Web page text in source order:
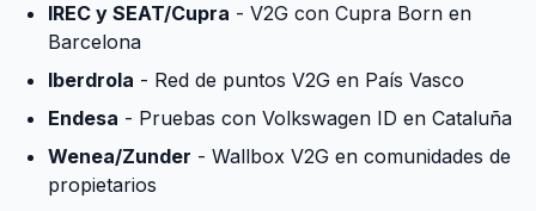
IREC y SEAT/Cupra - V2G con Cupra Born en
Barcelona
Iberdrola - Red de puntos V2G en País Vasco
Endesa - Pruebas con Volkswagen ID en Cataluña
Wenea/Zunder - Wallbox V2G en comunidades de
propietarios